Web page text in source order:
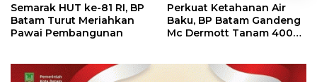
Semarak HUT ke-81 RI, BP
Batam Turut Meriahkan
Pawai Pembangunan
Perkuat Ketahanan Air
Baku, BP Batam Gandeng
Mc Dermott Tanam 400